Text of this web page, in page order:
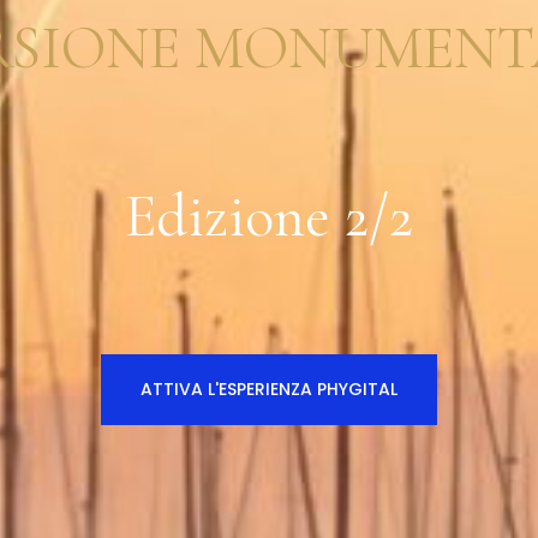
Edizione 2/2
ATTIVA L'ESPERIENZA PHYGITAL